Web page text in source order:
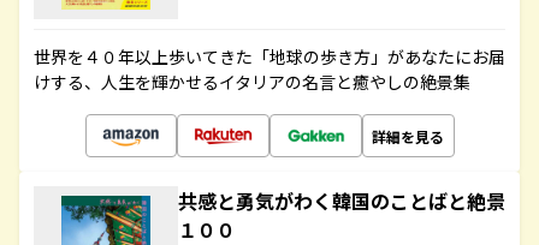
世界を４０年以上歩いてきた「地球の歩き方」があなたにお届
けする、人生を輝かせるイタリアの名言と癒やしの絶景集
詳細を見る
共感と勇気がわく韓国のことばと絶景
１００